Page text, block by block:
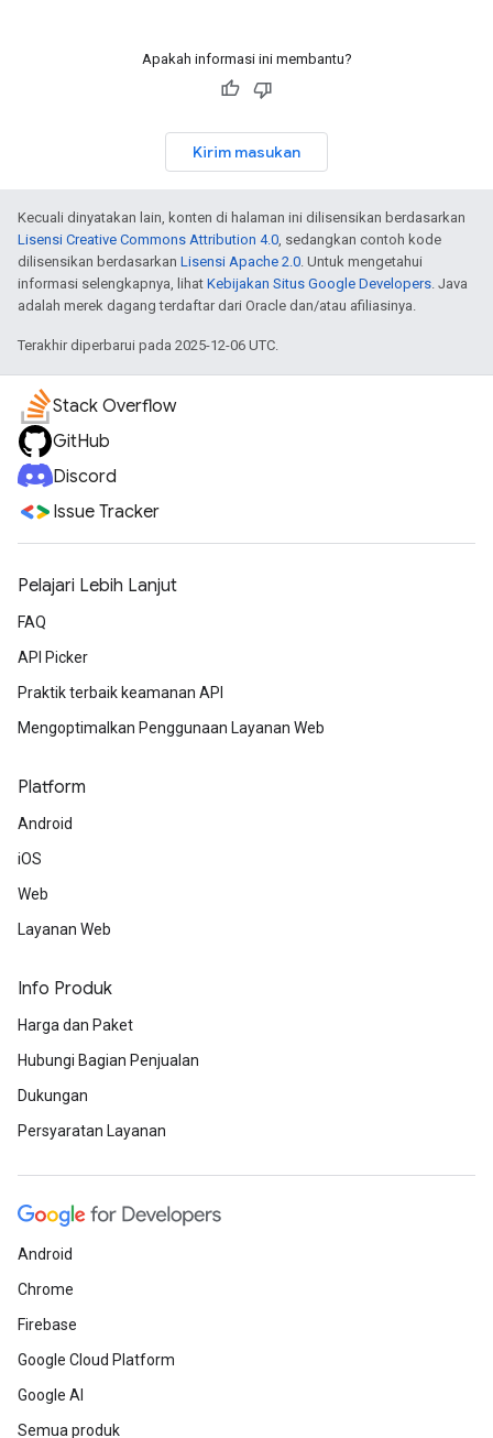
Apakah informasi ini membantu?
Kirim masukan
Kecuali dinyatakan lain, konten di halaman ini dilisensikan berdasarkan
Lisensi Creative Commons Attribution 4.0, sedangkan contoh kode
dilisensikan berdasarkan Lisensi Apache 2.0. Untuk mengetahui
informasi selengkapnya, lihat Kebijakan Situs Google Developers. Java
adalah merek dagang terdaftar dari Oracle dan/atau afiliasinya.
Terakhir diperbarui pada 2025-12-06 UTC.
Stack Overflow
GitHub
Discord
Issue Tracker
Pelajari Lebih Lanjut
FAQ
API Picker
Praktik terbaik keamanan API
Mengoptimalkan Penggunaan Layanan Web
Platform
Android
iOS
Web
Layanan Web
Info Produk
Harga dan Paket
Hubungi Bagian Penjualan
Dukungan
Persyaratan Layanan
Android
Chrome
Firebase
Google Cloud Platform
Google AI
Semua produk